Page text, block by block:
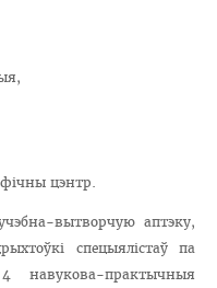
цэнтр.
вытворчую аптэку,
спецыялістаў па
навукова-практычныя